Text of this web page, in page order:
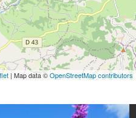
| Map data ©OpenStreetMap contributors